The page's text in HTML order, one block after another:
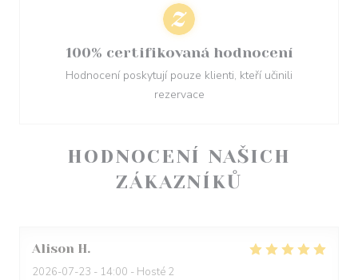
HODNOCENÍ NAŠICH
ZÁKAZNÍKŮ
Alison H
2026-07-23 - 14:00 - Hosté 2
100% certifikovaná hodnocení
Hodnocení poskytují pouze klienti, kteří učinili
rezervace